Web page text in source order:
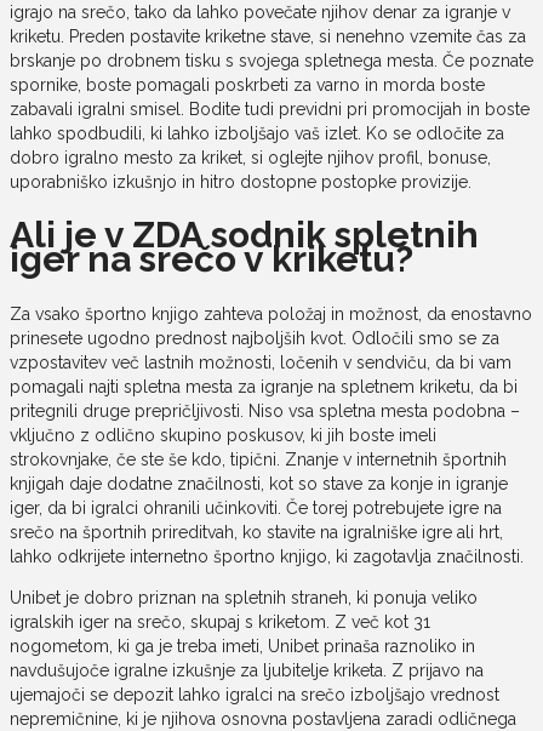
igrajo na srečo, tako da lahko povečate njihov denar za igranje v
kriketu. Preden postavite kriketne stave, si nenehno vzemite čas za
brskanje po drobnem tisku s svojega spletnega mesta. Če poznate
spornike, boste pomagali poskrbeti za varno in morda boste
zabavali igralni smisel. Bodite tudi previdni pri promocijah in boste
lahko spodbudili, ki lahko izboljšajo vaš izlet. Ko se odločite za
dobro igralno mesto za kriket, si oglejte njihov profil, bonuse,
uporabniško izkušnjo in hitro dostopne postopke provizije.
Ali je v ZDA sodnik spletnih
iger na srečo v kriketu?
Za vsako športno knjigo zahteva položaj in možnost, da enostavno
prinesete ugodno prednost najboljših kvot. Odločili smo se za
vzpostavitev več lastnih možnosti, ločenih v sendviču, da bi vam
pomagali najti spletna mesta za igranje na spletnem kriketu, da bi
pritegnili druge prepričljivosti. Niso vsa spletna mesta podobna –
vključno z odlično skupino poskusov, ki jih boste imeli
strokovnjake, če ste še kdo, tipični. Znanje v internetnih športnih
knjigah daje dodatne značilnosti, kot so stave za konje in igranje
iger, da bi igralci ohranili učinkoviti. Če torej potrebujete igre na
srečo na športnih prireditvah, ko stavite na igralniške igre ali hrt,
lahko odkrijete internetno športno knjigo, ki zagotavlja značilnosti.
Unibet je dobro priznan na spletnih straneh, ki ponuja veliko
igralskih iger na srečo, skupaj s kriketom. Z več kot 31
nogometom, ki ga je treba imeti, Unibet prinaša raznoliko in
navdušujoče igralne izkušnje za ljubitelje kriketa. Z prijavo na
ujemajoči se depozit lahko igralci na srečo izboljšajo vrednost
nepremičnine, ki je njihova osnovna postavljena zaradi odličnega